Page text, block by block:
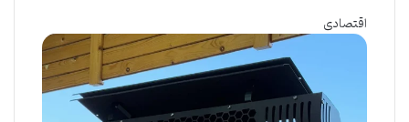
اقتصادی